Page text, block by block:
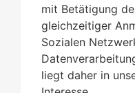
mit Betätigung
gleichzeitiger
Sozialen
liegt daher in